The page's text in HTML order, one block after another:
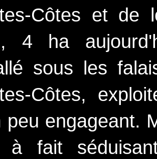
Côtes et de
4 ha
sous les
Côtes,
peu engageant.
à fait